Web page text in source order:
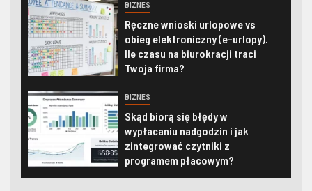
BIZNES
Ręczne wnioski urlopowe vs
obieg elektroniczny (e-urlopy).
Ile czasu na biurokracji traci
Twoja firma?
BIZNES
Skąd biorą się błędy w
wypłacaniu nadgodzin i jak
zintegrować czytniki z
programem płacowym?